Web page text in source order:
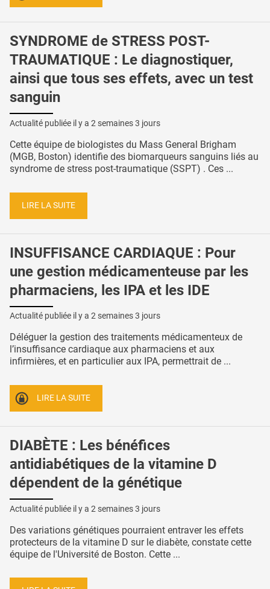
SYNDROME de STRESS POST-
TRAUMATIQUE : Le diagnostiquer,
ainsi que tous ses effets, avec un test
sanguin
Actualité publiée il y a 2 semaines 3 jours
Cette équipe de biologistes du Mass General Brigham
(MGB, Boston) identifie des biomarqueurs sanguins liés au
syndrome de stress post-traumatique (SSPT) . Ces ...
LIRE LA SUITE
INSUFFISANCE CARDIAQUE : Pour
une gestion médicamenteuse par les
pharmaciens, les IPA et les IDE
Actualité publiée il y a 2 semaines 3 jours
Déléguer la gestion des traitements médicamenteux de
l’insuffisance cardiaque aux pharmaciens et aux
infirmières, et en particulier aux IPA, permettrait de ...
LIRE LA SUITE
DIABÈTE : Les bénéfices
antidiabétiques de la vitamine D
dépendent de la génétique
Actualité publiée il y a 2 semaines 3 jours
Des variations génétiques pourraient entraver les effets
protecteurs de la vitamine D sur le diabète, constate cette
équipe de l'Université de Boston. Cette ...